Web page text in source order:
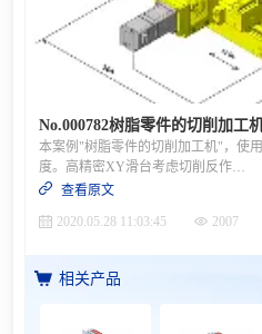
No.000782树脂零件的切削加工
本案例"树脂零件的切削加工机"，使
度。高精密XY滑台考虑切削反作用力，采用预压型LM导轨 。用途· 树脂零件的切削加工机 设计要点，尺寸规格等更多案例信息，请点击进入案例详情
查看原文
2020.05.28 11:03:45
2007
相关产品